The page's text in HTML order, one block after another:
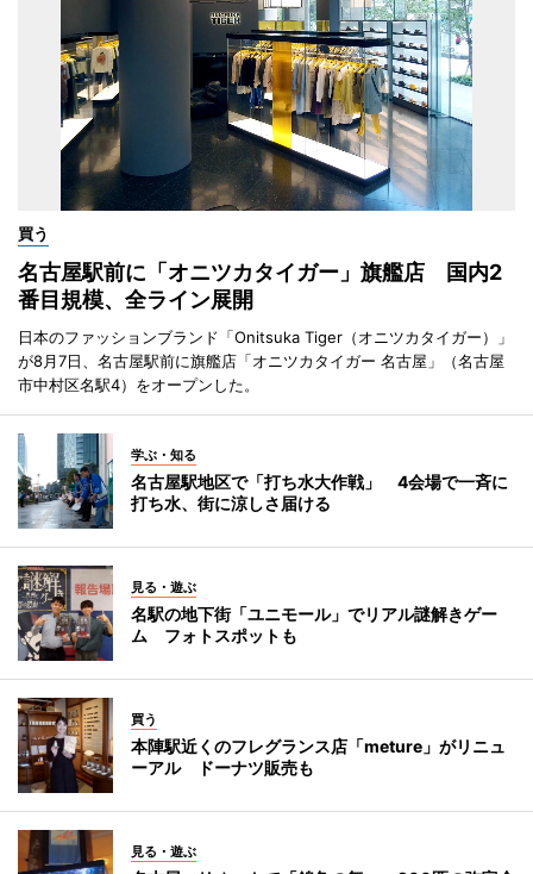
買う
名古屋駅前に「オニツカタイガー」旗艦店 国内2
番目規模、全ライン展開
日本のファッションブランド「Onitsuka Tiger（オニツカタイガー）」
が8月7日、名古屋駅前に旗艦店「オニツカタイガー 名古屋」（名古屋
市中村区名駅4）をオープンした。
学ぶ・知る
名古屋駅地区で「打ち水大作戦」 4会場で一斉に
打ち水、街に涼しさ届ける
見る・遊ぶ
名駅の地下街「ユニモール」でリアル謎解きゲー
ム フォトスポットも
買う
本陣駅近くのフレグランス店「meture」がリニュ
ーアル ドーナツ販売も
見る・遊ぶ